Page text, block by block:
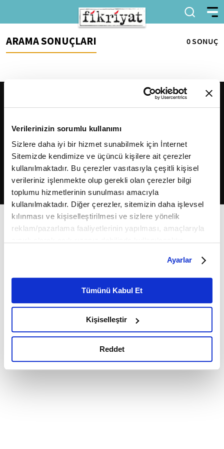
Verilerinizin sorumlu kullanımı
Sizlere daha iyi bir hizmet sunabilmek için İnternet
Sitemizde kendimize ve üçüncü kişilere ait çerezler
kullanılmaktadır. Bu çerezler vasıtasıyla çeşitli kişisel
verileriniz işlenmekte olup gerekli olan çerezler bilgi
toplumu hizmetlerinin sunulması amacıyla
kullanılmaktadır. Diğer çerezler, sitemizin daha işlevsel
kılınması ve kişiselleştirilmesi ve sizlere yönelik
reklam/pazarlama faaliyetlerinin yapılması, amaçlarıyla
belirleyebilirsiniz. Çerezlere ilişkin detaylı bilgi için
Ayarlar butonuna tıklayabilir,Çerez Bilgilendirme
Metnimizi ziyaret edebilirsiniz.
6698 sayılı Kişisel Verilerin Korunması Kanunu uyarınca
okumak ve sitemizi ziyaretiniz kapsamında
gerçekleştirilen veri işleme faaliyetleri ile ilgili daha
detaylı bilgi almak için lütfentıklayınız.
Ayarlar
Tümünü Kabul Et
Kişiselleştir
Reddet
ARAMA SONUÇLARI 0 SONUÇ
2026Fikriyat. Tüm hakları saklıdır.